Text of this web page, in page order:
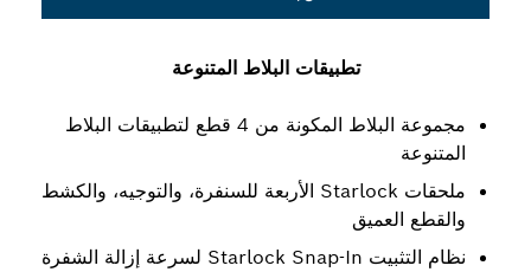
تطبيقات البلاط المتنوعة
مجموعة البلاط المكونة من 4 قطع لتطبيقات البلاط
المتنوعة
ملحقات Starlock الأربعة للسنفرة، والتوجيه، والكشط
والقطع العميق
نظام التثبيت Starlock Snap-In لسرعة إزالة الشفرة